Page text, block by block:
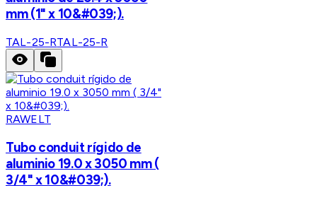
mm (1" x 10&#039;).
TAL-25-RTAL-25-R
RAWELT
Tubo conduit rígido de
aluminio 19.0 x 3050 mm (
3/4" x 10&#039;).